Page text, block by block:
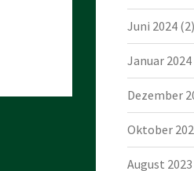
Juni 2024(2)
Januar 2024
Dezember
Oktober
August 2023